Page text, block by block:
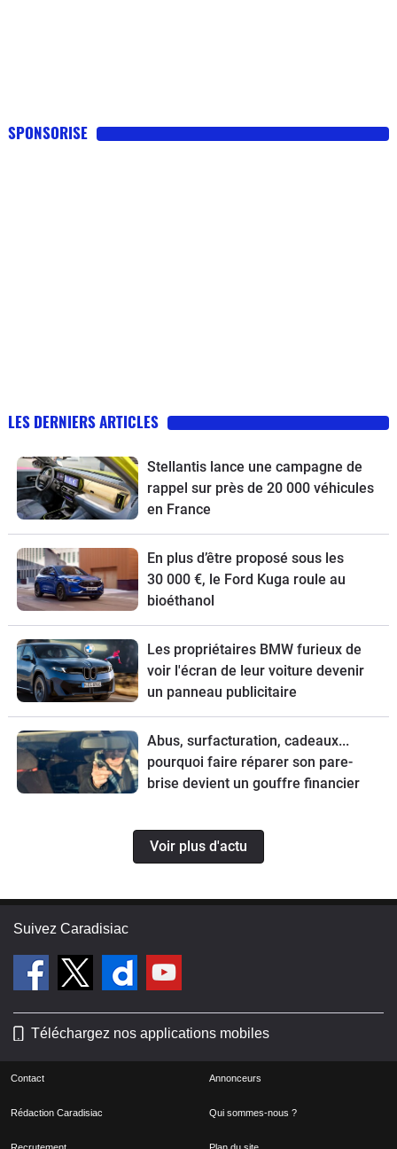
SPONSORISE
LES DERNIERS ARTICLES
Stellantis lance une campagne de
rappel sur près de 20 000 véhicules
en France
En plus d’être proposé sous les
30 000 €, le Ford Kuga roule au
bioéthanol
Les propriétaires BMW furieux de
voir l'écran de leur voiture devenir
un panneau publicitaire
Abus, surfacturation, cadeaux...
pourquoi faire réparer son pare-
brise devient un gouffre financier
Voir plus d'actu
Suivez Caradisiac
Téléchargez nos applications mobiles
Contact Annonceurs
Rédaction Caradisiac Qui sommes-nous ?